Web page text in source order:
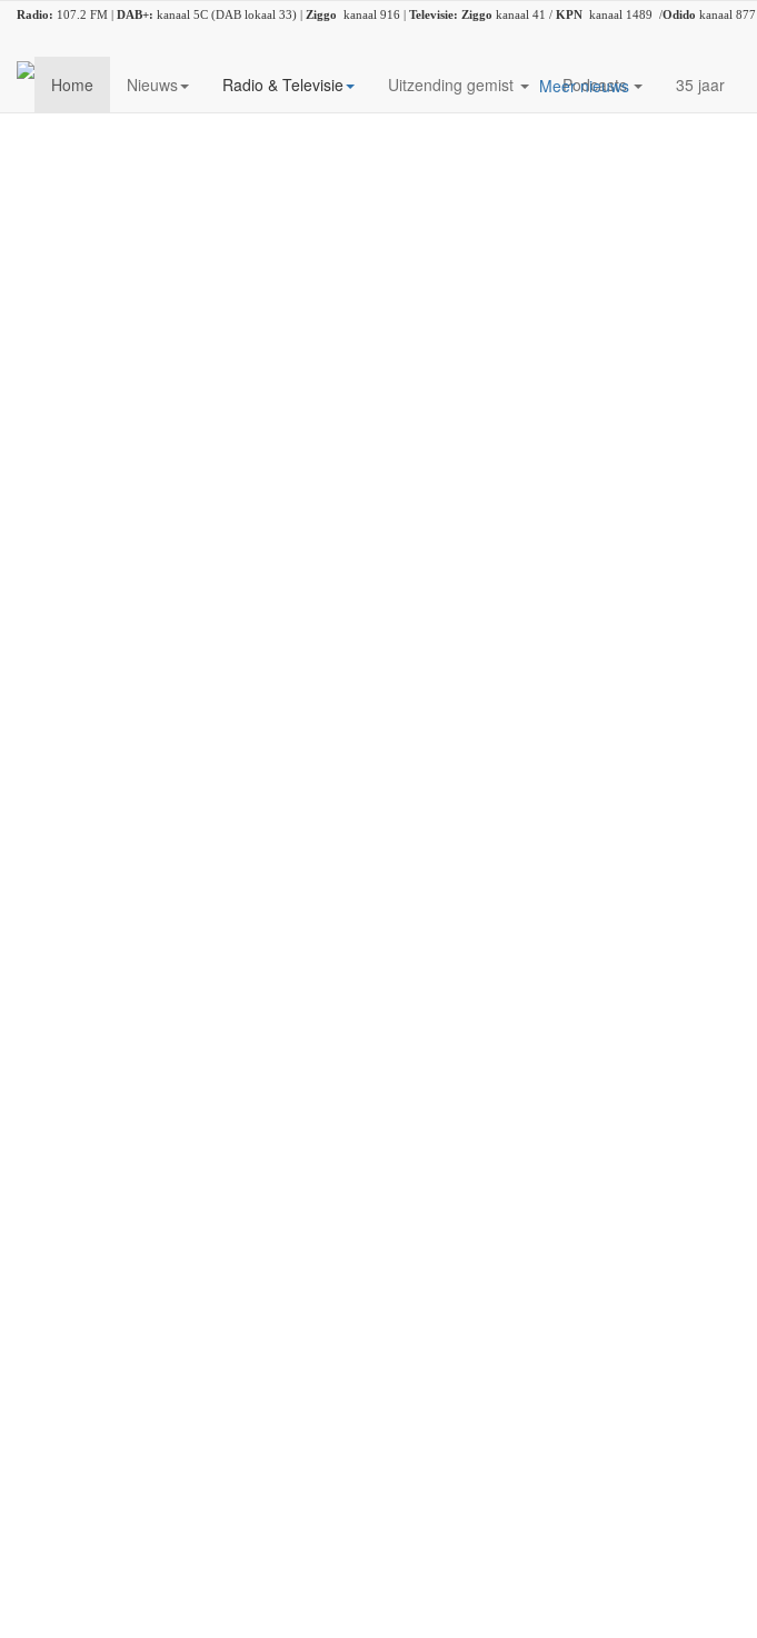
Radio: 107.2 FM | DAB+: kanaal 5C (DAB lokaal 33) | Ziggo kanaal 916 | Televisie: Ziggo kanaal 41 / KPN kanaal 1489 /Odido kanaal 877
Home Nieuws Radio & Televisie Uitzending gemist Podcasts 35 jaar
Meer nieuws